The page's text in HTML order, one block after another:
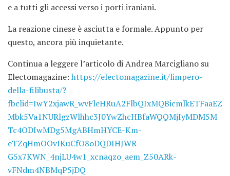
e a tutti gli accessi verso i porti iraniani.
La reazione cinese è asciutta e formale. Appunto per
questo, ancora più inquietante.
Continua a leggere l’articolo di Andrea Marcigliano su
Electomagazine: https://electomagazine.it/limpero-
della-filibusta/?
fbclid=IwY2xjawR_wvFleHRuA2FlbQIxMQBicmlkETFaaEZ
Mbk5Va1NURlgzWlhhc3J0YwZhcHBfaWQQMjIyMDM5M
Tc4ODIwMDg5MgABHmHYCE-Km-
eTZqHmOOvIKuCfO8oDQDIHJWR-
G5x7KWN_4njLU4w1_xcnaqzo_aem_Z50ARk-
vFNdm4NBMqP5jDQ